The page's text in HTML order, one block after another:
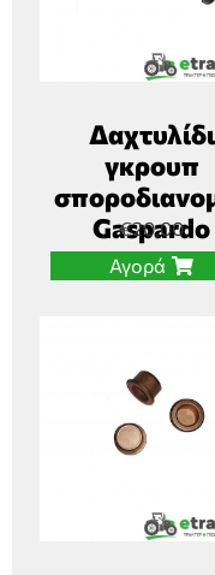
Δαχτυλίδι
γκρουπ
Gaspardo
€20,00
Αγορά